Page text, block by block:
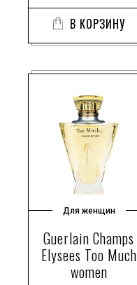
В КОРЗИНУ
Для женщин
Guerlain Champs
Elysees Too Much
women